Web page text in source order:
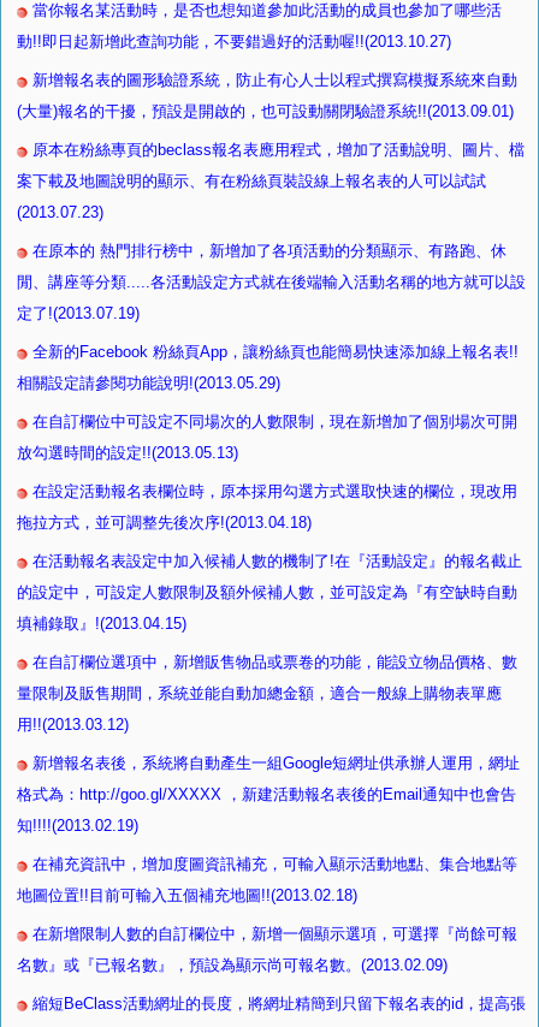
當你報名某活動時，是否也想知道參加此活動的成員也參加了哪些活
動!!即日起新增此查詢功能，不要錯過好的活動喔!!(2013.10.27)
新增報名表的圖形驗證系統，防止有心人士以程式撰寫模擬系統來自動
(大量)報名的干擾，預設是開啟的，也可設動關閉驗證系統!!(2013.09.01)
原本在粉絲專頁的beclass報名表應用程式，增加了活動說明、圖片、檔
案下載及地圖說明的顯示、有在粉絲頁裝設線上報名表的人可以試試
(2013.07.23)
在原本的 熱門排行榜中，新增加了各項活動的分類顯示、有路跑、休
閒、講座等分類.....各活動設定方式就在後端輸入活動名稱的地方就可以設
定了!(2013.07.19)
全新的Facebook 粉絲頁App，讓粉絲頁也能簡易快速添加線上報名表!!
相關設定請參閱功能說明!(2013.05.29)
在自訂欄位中可設定不同場次的人數限制，現在新增加了個別場次可開
放勾選時間的設定!!(2013.05.13)
在設定活動報名表欄位時，原本採用勾選方式選取快速的欄位，現改用
拖拉方式，並可調整先後次序!(2013.04.18)
在活動報名表設定中加入候補人數的機制了!在『活動設定』的報名截止
的設定中，可設定人數限制及額外候補人數，並可設定為『有空缺時自動
填補錄取』!(2013.04.15)
在自訂欄位選項中，新增販售物品或票卷的功能，能設立物品價格、數
量限制及販售期間，系統並能自動加總金額，適合一般線上購物表單應
用!!(2013.03.12)
新增報名表後，系統將自動產生一組Google短網址供承辦人運用，網址
格式為：http://goo.gl/XXXXX ，新建活動報名表後的Email通知中也會告
知!!!!(2013.02.19)
在補充資訊中，增加度圖資訊補充，可輸入顯示活動地點、集合地點等
地圖位置!!目前可輸入五個補充地圖!!(2013.02.18)
在新增限制人數的自訂欄位中，新增一個顯示選項，可選擇『尚餘可報
名數』或『已報名數』，預設為顯示尚可報名數。(2013.02.09)
縮短BeClass活動網址的長度，將網址精簡到只留下報名表的id，提高張